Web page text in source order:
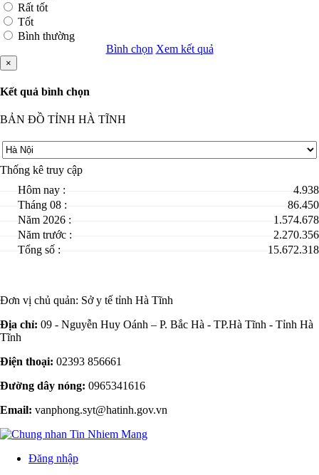
Rất tốt
Tốt
Bình thường
Bình chọn Xem kết quả
×
Kết quả bình chọn
BẢN ĐỒ TỈNH HÀ TĨNH
Thống kê truy cập
Hôm nay :
4.938
Tháng 08 :
86.450
Năm 2026 :
1.574.678
Năm trước :
2.270.356
Tổng số :
15.672.318
Đơn vị chủ quản: Sở y tế tỉnh Hà Tĩnh
Địa chỉ: 09 - Nguyễn Huy Oánh – P. Bắc Hà - TP.Hà Tĩnh - Tỉnh Hà
Tĩnh
Điện thoại: 02393 856661
Đường dây nóng: 0965341616
Email: vanphong.syt@hatinh.gov.vn
Đăng nhập